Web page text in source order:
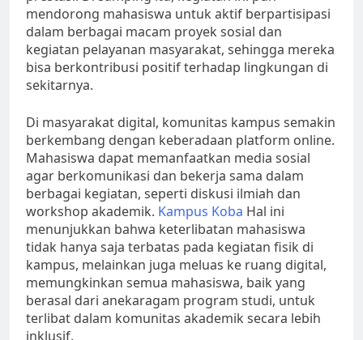
mendorong mahasiswa untuk aktif berpartisipasi
dalam berbagai macam proyek sosial dan
kegiatan pelayanan masyarakat, sehingga mereka
bisa berkontribusi positif terhadap lingkungan di
sekitarnya.
Di masyarakat digital, komunitas kampus semakin
berkembang dengan keberadaan platform online.
Mahasiswa dapat memanfaatkan media sosial
agar berkomunikasi dan bekerja sama dalam
berbagai kegiatan, seperti diskusi ilmiah dan
workshop akademik. Kampus Koba Hal ini
menunjukkan bahwa keterlibatan mahasiswa
tidak hanya saja terbatas pada kegiatan fisik di
kampus, melainkan juga meluas ke ruang digital,
memungkinkan semua mahasiswa, baik yang
berasal dari anekaragam program studi, untuk
terlibat dalam komunitas akademik secara lebih
inklusif.